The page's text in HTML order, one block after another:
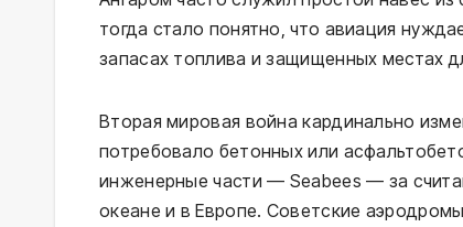
тогда стало понятно, что авиация
запасах топлива и защищенных местах
Вторая мировая война кардинально
потребовало бетонных или
инженерные части — Seabees — за
океане и в Европе. Советские